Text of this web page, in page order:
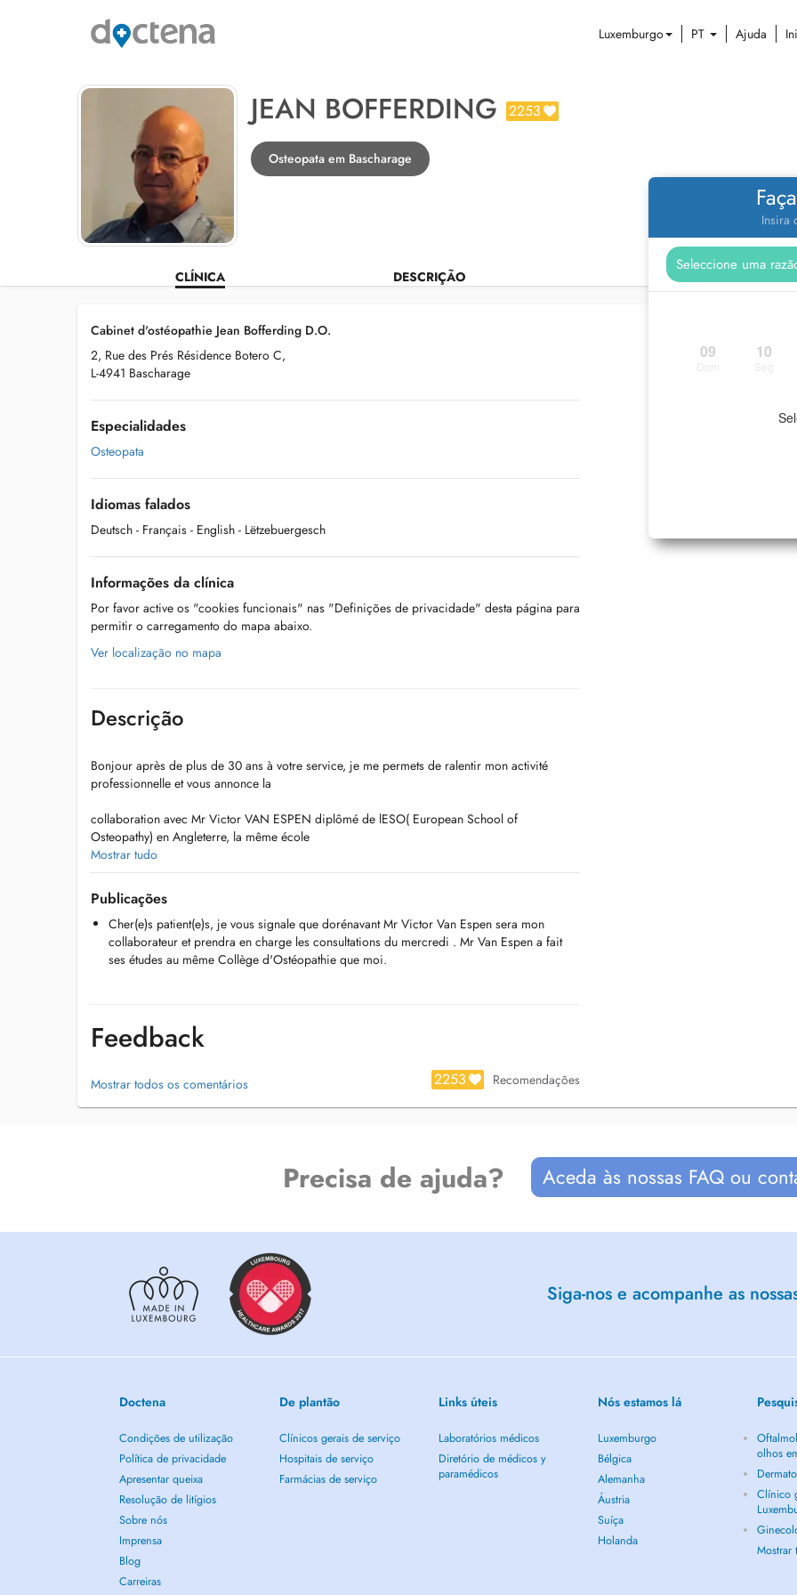
Luxemburgo PT Ajuda
JEAN BOFFERDING 2253
Osteopata em Bascharage
CLÍNICA DESCRIÇÃO
Insira
09 10
Cabinet d'ostéopathie Jean Bofferding D.O.
2, Rue des Prés Résidence Botero C,
L-4941 Bascharage
Especialidades
Osteopata
Idiomas falados
Deutsch - Français - English - Lëtzebuergesch
Informações da clínica
Por favor active os "cookies funcionais" nas "Definições de privacidade" desta página para
permitir o carregamento do mapa abaixo.
Ver localização no mapa
Descrição
Bonjour après de plus de 30 ans à votre service, je me permets de ralentir mon activité
professionnelle et vous annonce la
collaboration avec Mr Victor VAN ESPEN diplômé de lESO( European School of
Osteopathy) en Angleterre, la même école
que jai fréquentée il y a plus de trente ans.
Mr Van Espen reprendra petit à petit la relève et garantit ainsi un suivi de haute qualité et
dune remarquable compétence pour vous.
Les rendez-vous se prendront normalement via DOCTENA.
Mostrar tudo
Publicações
Cher(e)s patient(e)s, je vous signale que dorénavant Mr Victor Van Espen sera mon
collaborateur et prendra en charge les consultations du mercredi . Mr Van Espen a fait
ses études au même Collège d'Ostéopathie que moi.
Feedback
Mostrar todos os comentários 2253 Recomendações
Precisa de ajuda? Aceda às nossas FAQ ou
Siga-nos e acompanhe as
Doctena
Condições de utilização
Política de privacidade
Apresentar queixa
Resolução de litígios
Sobre nós
Imprensa
Blog
Carreiras
De plantão
Clínicos gerais de serviço
Hospitais de serviço
Farmácias de serviço
Links úteis
Laboratórios médicos
Diretório de médicos y
paramédicos
Nós estamos lá
Luxemburgo
Bélgica
Alemanha
Áustria
Suíça
Holanda
olhos
Clínico